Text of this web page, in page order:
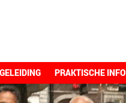
PRAKTISCHE INFO